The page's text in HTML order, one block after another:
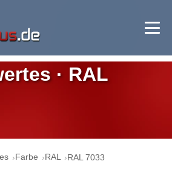
· RAL
Farbe RAL RAL 7033